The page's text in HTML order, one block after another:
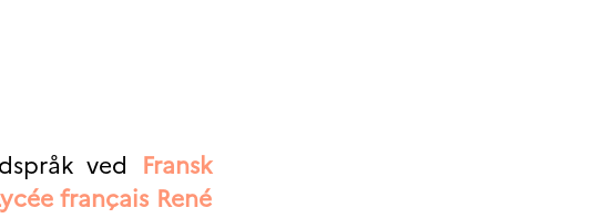
ved Fransk
français René